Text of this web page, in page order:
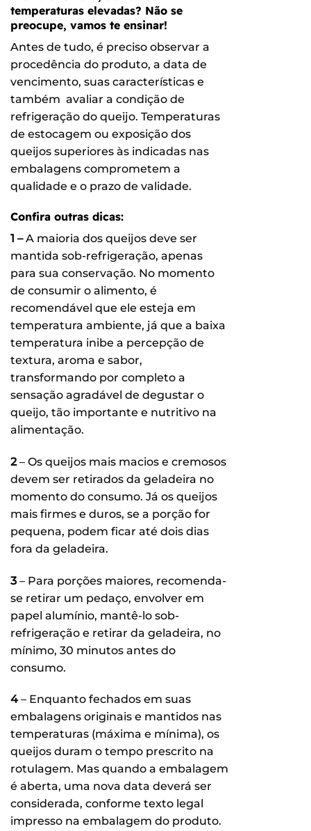
temperaturas elevadas? Não se
preocupe, vamos te ensinar!
Antes de tudo, é preciso observar a
procedência do produto, a data de
vencimento, suas características e
também avaliar a condição de
refrigeração do queijo. Temperaturas
de estocagem ou exposição dos
queijos superiores às indicadas nas
embalagens comprometem a
qualidade e o prazo de validade.
Confira outras dicas:
1 –A maioria dos queijos deve ser
mantida sob-refrigeração, apenas
para sua conservação. No momento
de consumir o alimento, é
recomendável que ele esteja em
temperatura ambiente, já que a baixa
temperatura inibe a percepção de
textura, aroma e sabor,
transformando por completo a
sensação agradável de degustar o
queijo, tão importante e nutritivo na
alimentação.
2– Os queijos mais macios e cremosos
devem ser retirados da geladeira no
momento do consumo. Já os queijos
mais firmes e duros, se a porção for
pequena, podem ficar até dois dias
fora da geladeira.
3 – Para porções maiores, recomenda-
se retirar um pedaço, envolver em
papel alumínio, mantê-lo sob-
refrigeração e retirar da geladeira, no
mínimo, 30 minutos antes do
consumo.
4– Enquanto fechados em suas
embalagens originais e mantidos nas
temperaturas (máxima e mínima), os
queijos duram o tempo prescrito na
rotulagem. Mas quando a embalagem
é aberta, uma nova data deverá ser
considerada, conforme texto legal
impresso na embalagem do produto.